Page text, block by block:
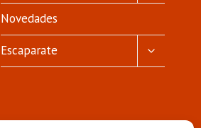
Novedades
Escaparate